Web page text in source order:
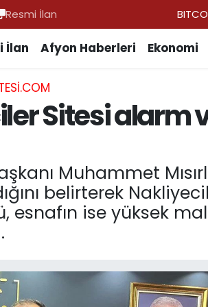
Resmi İlan
İlan Afyon Haberleri Ekonomi
Sitesi alarm
Muhammet
belirterek
esnafın ise yüksek